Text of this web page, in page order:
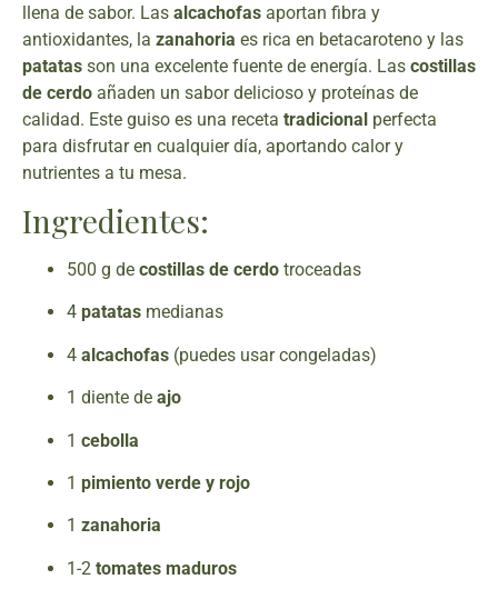
llena de sabor. Las alcachofas aportan fibra y
antioxidantes, la zanahoria es rica en betacaroteno y las
patatas son una excelente fuente de energía. Las costillas
de cerdo añaden un sabor delicioso y proteínas de
calidad. Este guiso es una receta tradicional perfecta
para disfrutar en cualquier día, aportando calor y
nutrientes a tu mesa.
Ingredientes:
500 g de costillas de cerdo troceadas
4 patatas medianas
4 alcachofas (puedes usar congeladas)
1 diente de ajo
1 cebolla
1 pimiento verde y rojo
1 zanahoria
1-2 tomates maduros